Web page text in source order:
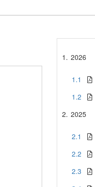
1. 2026
1.1
1.2
2. 2025
2.1
2.2
2.3